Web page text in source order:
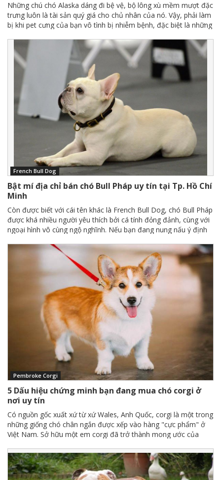
Những chú chó Alaska dáng đi bệ vệ, bộ lông xù mềm mượt đặc
trưng luôn là tài sản quý giá cho chủ nhân của nó. Vậy, phải làm
bị khi pet cưng của bạn vô tình bị nhiễm bệnh, đặc biệt là những
cho bạn nguyên nhân và cách trị bệnh viêm ruột ở chó Alaska
cực kì hiệu quả!
French Bull Dog
Bật mí địa chỉ bán chó Bull Pháp uy tín tại Tp. Hồ Chí
Minh
Còn được biết với cái tên khác là French Bull Dog, chó Bull Pháp
được khá nhiều người yêu thích bởi cá tính đỏng đảnh, cùng với
ngoại hình vô cùng ngộ nghĩnh. Nếu bạn đang nung nấu ý định
Bull Pháp tại TP. Hồ Chí Minh dưới đây sẽ cực kỳ hữu ích!
Pembroke Corgi
5 Dấu hiệu chứng minh bạn đang mua chó corgi ở
nơi uy tín
Có nguồn gốc xuất xứ từ xứ Wales, Anh Quốc, corgi là một trong
những giống chó chân ngắn được xếp vào hàng "cực phẩm" ở
Việt Nam. Sở hữu một em corgi đã trở thành mong ước của
chọn mua chó corgi ở nơi uy tín? Dưới đây là một số dấu hiệu
giúp bạn nhận biết